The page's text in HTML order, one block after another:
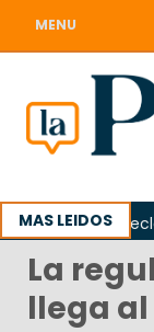
MENU
MAS LEIDOS
Odarda
La
llega